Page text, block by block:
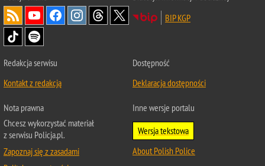
BIP KGP
Redakcja serwisu
Kontakt z redakcją
Dostępność
Deklaracja dostępności
Nota prawna
Chcesz wykorzystać materiał
z serwisu Policja.pl.
Zapoznaj się z zasadami
Inne wersje portalu
Wersja tekstowa
About Polish Police